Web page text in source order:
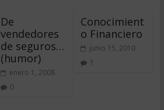
De
vendedores
de seguros…
(humor)
enero 1, 2008
0
Conocimient
o Financiero
junio 15, 2010
1